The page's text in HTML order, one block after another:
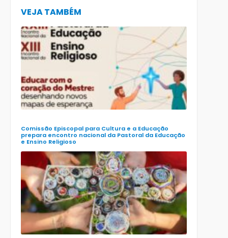
VEJA TAMBÉM
Comissão Episcopal para Cultura e a Educação
prepara encontro nacional da Pastoral da Educação
e Ensino Religioso